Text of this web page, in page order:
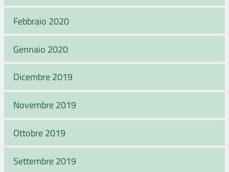
Febbraio 2020
Gennaio 2020
Dicembre 2019
Novembre 2019
Ottobre 2019
Settembre 2019